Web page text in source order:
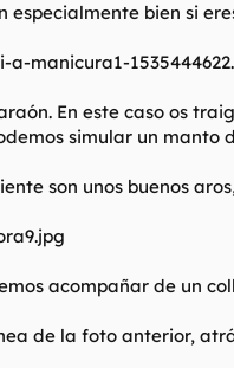
especialmente bien si
En este caso os
simular un manto
son unos buenos
acompañar de un
de la foto anterior,